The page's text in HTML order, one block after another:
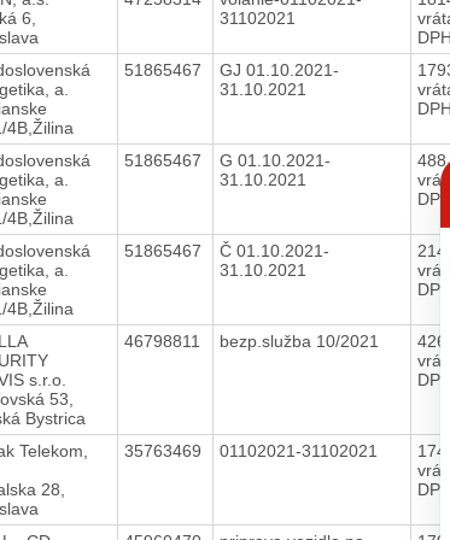
6,
31102021
DPH
a.
4B,Žilina
51865467
GJ 01.10.2021-
31.10.2021
DPH
a.
4B,Žilina
51865467
G 01.10.2021-
31.10.2021
DPH
a.
4B,Žilina
51865467
Č 01.10.2021-
31.10.2021
DPH
s.r.o.
53,
Bystrica
46798811 bezp.služba 10/2021
DPH
Telekom,
28,
35763469 01102021-31102021
DPH